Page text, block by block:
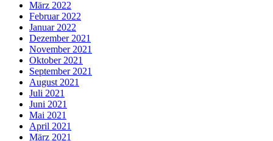
März 2022
Februar 2022
Januar 2022
Dezember 2021
November 2021
Oktober 2021
September 2021
August 2021
Juli 2021
Juni 2021
Mai 2021
April 2021
März 2021